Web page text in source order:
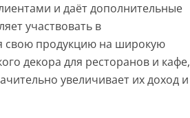
и даёт дополнительные
участвовать в
свою продукцию на широкую
декора для ресторанов и кафе,
увеличивает их доход и